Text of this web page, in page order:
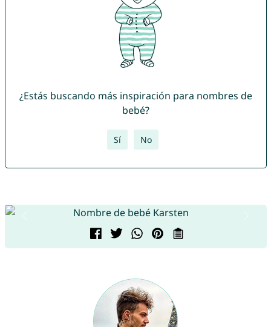
¿Estás buscando más inspiración para nombres de
bebé?
Sí No